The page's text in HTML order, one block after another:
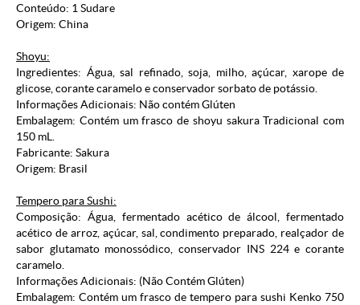
Conteúdo: 1 Sudare
Origem: China
Shoyu:
Ingredientes: Água, sal refinado, soja, milho, açúcar, xarope de
glicose, corante caramelo e conservador sorbato de potássio.
Informações Adicionais: Não contém Glúten
Embalagem: Contém um frasco de shoyu sakura Tradicional com
150 mL.
Fabricante: Sakura
Origem: Brasil
Tempero para Sushi:
Composição: Água, fermentado acético de álcool, fermentado
acético de arroz, açúcar, sal, condimento preparado, realçador de
sabor glutamato monossódico, conservador INS 224 e corante
caramelo.
Informações Adicionais: (Não Contém Glúten)
Embalagem: Contém um frasco de tempero para sushi Kenko 750